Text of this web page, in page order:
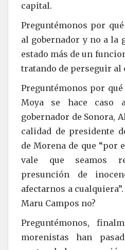
capital.
Preguntémonos por
al gobernador y no a la
estado más de un
tratando de perseguir al
Preguntémonos por
Moya se hace caso
gobernador de Sonora,
calidad de presidente
de Morena de que “por
vale que seamos
presunción de
afectarnos a
Maru Campos no?
Preguntémonos,
morenistas han